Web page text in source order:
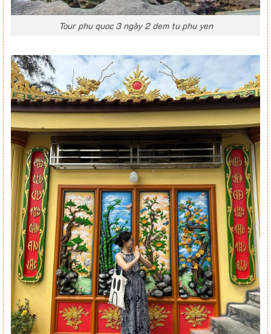
Tour phu quoc 3 ngày 2 dem tu phu yen